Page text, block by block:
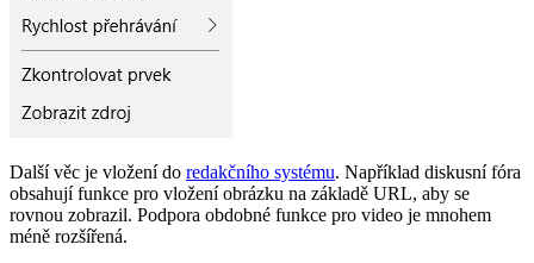
Další věc je vložení do redakčního systému. Například diskusní fóra
obsahují funkce pro vložení obrázku na základě URL, aby se
rovnou zobrazil. Podpora obdobné funkce pro video je mnohem
méně rozšířená.